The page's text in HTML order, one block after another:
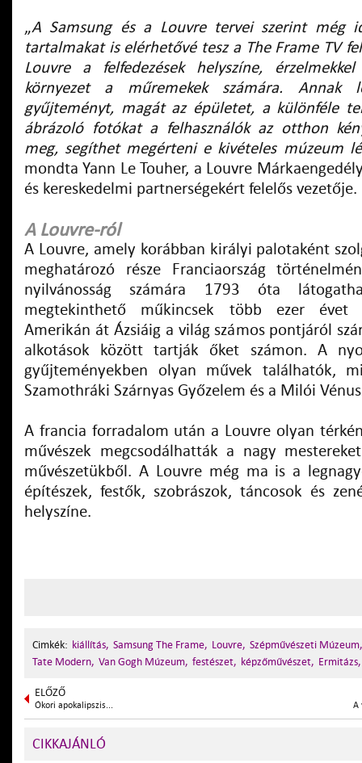
„A Samsung és a Louvre tervei szerint még
tartalmakat is elérhetővé tesz a The Frame TV
Louvre a felfedezések helyszíne,
környezet a műremekek számára. Annak
gyűjteményt, magát az épületet, a különféle
ábrázoló fotókat a felhasználók az otthon
meg, segíthet megérteni e kivételes múzeum
mondta Yann Le Touher, a Louvre
és kereskedelmi partnerségekért felelős vezetője.
A Louvre-ról
A Louvre, amely korábban királyi palotaként
meghatározó része Franciaország
nyilvánosság számára 1793 óta
megtekinthető műkincsek több ezer évet
Amerikán át Ázsiáig a világ számos pontjáról
alkotások között tartják őket számon. A
gyűjteményekben olyan művek találhatók,
Szamothráki Szárnyas Győzelem és a Milói
A francia forradalom után a Louvre olyan
művészek megcsodálhatták a nagy
művészetükből. A Louvre még ma is a
építészek, festők, szobrászok, táncosok és
helyszíne.
Cimkék: kiállítás, Samsung The Frame, Louvre, Szépművészeti Múzeum,
Tate Modern, Van Gogh Múzeum, festészet, képzőművészet, Ermitázs,
ELŐZŐ
Ókori apokalipszis... A
CIKKAJÁNLÓ